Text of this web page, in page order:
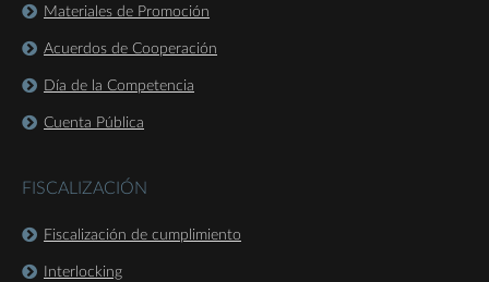
Materiales de Promoción
Acuerdos de Cooperación
Día de la Competencia
Cuenta Pública
FISCALIZACIÓN
Fiscalización de cumplimiento
Interlocking